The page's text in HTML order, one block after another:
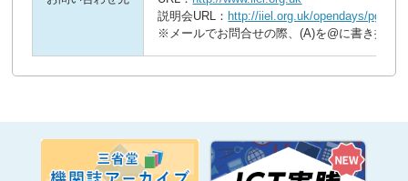
説明会URL： http://iiel.org.uk/opendays/